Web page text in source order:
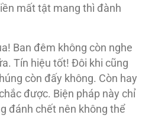
mất tật mang thì đành
Ban đêm không còn nghe
Tín hiệu tốt! Đôi khi cũng
còn đấy không. Còn hay
được. Biện pháp này chỉ
đánh chết nên không thể